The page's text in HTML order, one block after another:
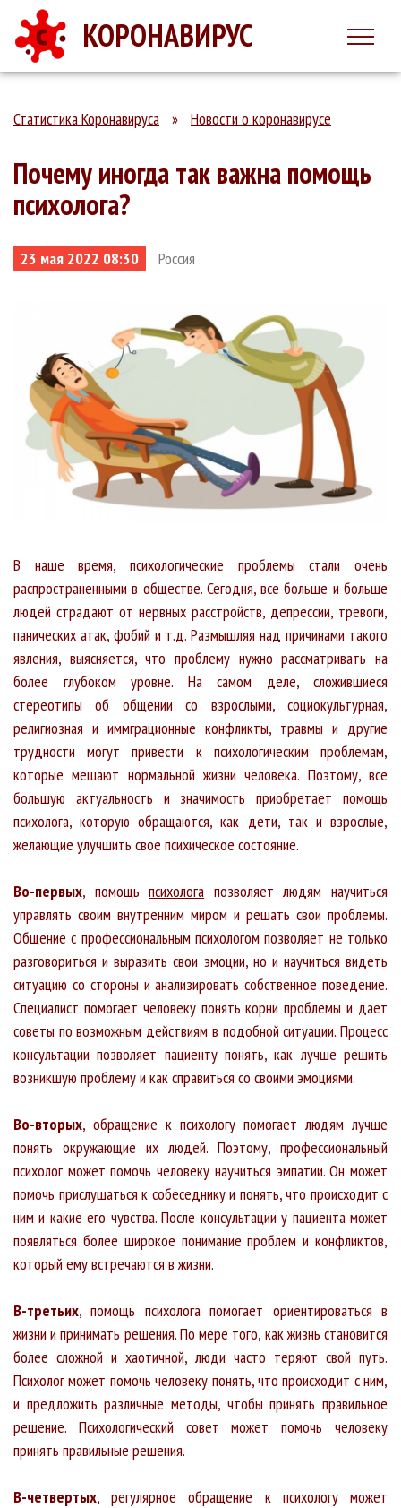
КОРОНАВИРУС
Статистика Коронавируса » Новости о коронавирусе
Почему иногда так важна помощь
психолога?
23 мая 2022 08:30 Россия
В наше время, психологические проблемы стали очень
распространенными в обществе. Сегодня, все больше и больше
людей страдают от нервных расстройств, депрессии, тревоги,
панических атак, фобий и т.д. Размышляя над причинами такого
явления, выясняется, что проблему нужно рассматривать на
более глубоком уровне. На самом деле, сложившиеся
стереотипы об общении со взрослыми, социокультурная,
религиозная и иммграционные конфликты, травмы и другие
трудности могут привести к психологическим проблемам,
которые мешают нормальной жизни человека. Поэтому, все
большую актуальность и значимость приобретает помощь
психолога, которую обращаются, как дети, так и взрослые,
желающие улучшить свое психическое состояние.
Во-первых, помощьпсихолога позволяет людям научиться
управлять своим внутренним миром и решать свои проблемы.
Общение с профессиональным психологом позволяет не только
разговориться и выразить свои эмоции, но и научиться видеть
ситуацию со стороны и анализировать собственное поведение.
Специалист помогает человеку понять корни проблемы и дает
советы по возможным действиям в подобной ситуации. Процесс
консультации позволяет пациенту понять, как лучше решить
возникшую проблему и как справиться со своими эмоциями.
Во-вторых, обращение к психологу помогает людям лучше
понять окружающие их людей. Поэтому, профессиональный
психолог может помочь человеку научиться эмпатии. Он может
помочь прислушаться к собеседнику и понять, что происходит с
ним и какие его чувства. После консультации у пациента может
появляться более широкое понимание проблем и конфликтов,
который ему встречаются в жизни.
В-третьих, помощь психолога помогает ориентироваться в
жизни и принимать решения. По мере того, как жизнь становится
более сложной и хаотичной, люди часто теряют свой путь.
Психолог может помочь человеку понять, что происходит с ним,
и предложить различные методы, чтобы принять правильное
решение. Психологический совет может помочь человеку
принять правильные решения.
В-четвертых, регулярное обращение к психологу может